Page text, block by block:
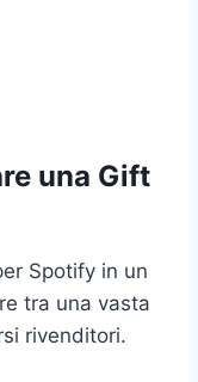
una Gift
Spotify in un
tra una vasta
rivenditori.